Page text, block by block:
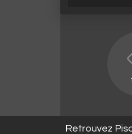
Retrouvez